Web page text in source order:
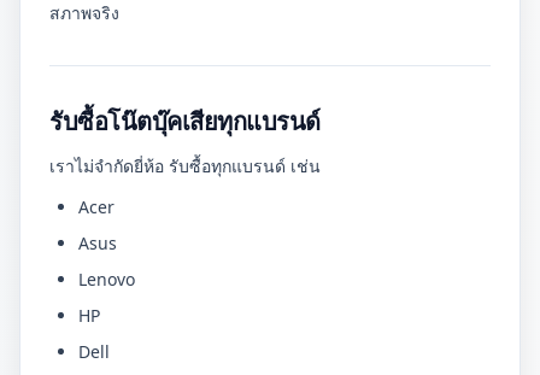
สภาพจริง
รับซื้อโน๊ตบุ๊คเสียทุกแบรนด์
เราไม่จำกัดยี่ห้อ รับซื้อทุกแบรนด์ เช่น
Acer
Asus
Lenovo
HP
Dell